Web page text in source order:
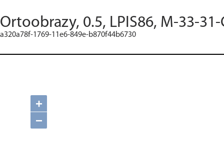
Ortoobrazy, 0.5, LPIS86, M-33-
a320a78f-1769-11e6-849e-b870f44b6730
+
−